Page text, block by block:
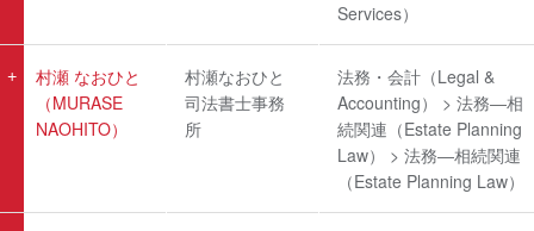
Services）
村瀬 なおひと
（MURASE
NAOHITO）
村瀬なおひと
司法書士事務
所
法務・会計（Legal &
Accounting） > 法務―相
続関連（Estate Planning
Law） > 法務―相続関連
（Estate Planning Law）